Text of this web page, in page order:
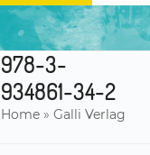
978-3-
934861-34-2
Home» Galli Verlag